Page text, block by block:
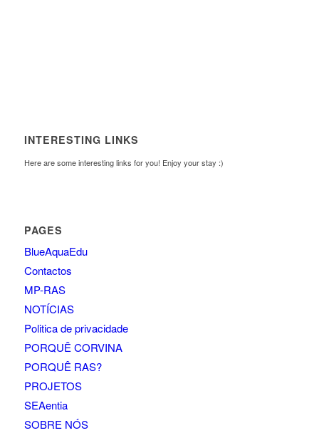
INTERESTING LINKS
Here are some interesting links for you! Enjoy your stay :)
PAGES
BlueAquaEdu
Contactos
MP-RAS
NOTÍCIAS
Politica de privacidade
PORQUÊ CORVINA
PORQUÊ RAS?
PROJETOS
SEAentia
SOBRE NÓS